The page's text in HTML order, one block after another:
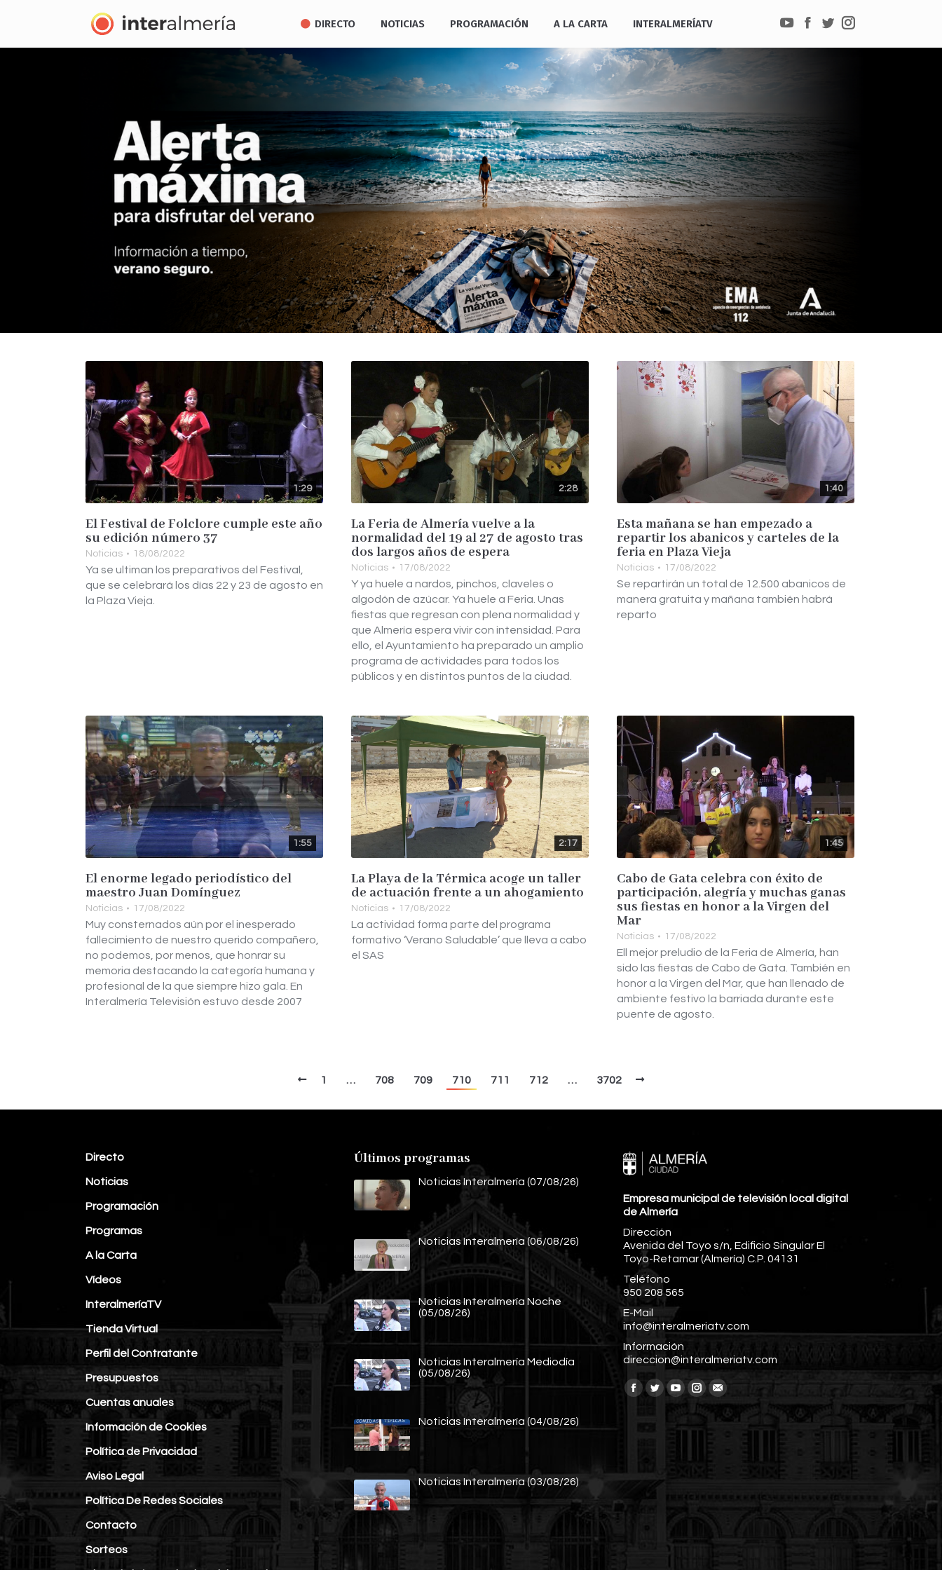
DIRECTO NOTICIAS PROGRAMACIÓN A LA CARTA INTERALMERÍATV
YouTube
Facebook
TwitterInstagram
1:29
El Festival de Folclore cumple este año
su edición número 37
Noticias 18/08/2022
Ya se ultiman los preparativos del Festival,
que se celebrará los días 22 y 23 de agosto en
la Plaza Vieja.
2:28
La Feria de Almería vuelve a la
normalidad del 19 al 27 de agosto tras
dos largos años de espera
Noticias 17/08/2022
Y ya huele a nardos, pinchos, claveles o
algodón de azúcar. Ya huele a Feria. Unas
fiestas que regresan con plena normalidad y
que Almería espera vivir con intensidad. Para
ello, el Ayuntamiento ha preparado un amplio
programa de actividades para todos los
públicos y en distintos puntos de la ciudad.
1:40
Esta mañana se han empezado a
repartir los abanicos y carteles de la
feria en Plaza Vieja
Noticias 17/08/2022
Se repartirán un total de 12.500 abanicos de
manera gratuita y mañana también habrá
reparto
1:55
El enorme legado periodístico del
maestro Juan Domínguez
Noticias 17/08/2022
Muy consternados aún por el inesperado
fallecimiento de nuestro querido compañero,
no podemos, por menos, que honrar su
memoria destacando la categoría humana y
profesional de la que siempre hizo gala. En
Interalmería Televisión estuvo desde 2007
2:17
La Playa de la Térmica acoge un taller
de actuación frente a un ahogamiento
Noticias 17/08/2022
La actividad forma parte del programa
formativo ‘Verano Saludable’ que lleva a cabo
el SAS
1:45
Cabo de Gata celebra con éxito de
participación, alegría y muchas ganas
sus fiestas en honor a la Virgen del
Mar
Noticias 17/08/2022
Ell mejor preludio de la Feria de Almería, han
sido las fiestas de Cabo de Gata. También en
honor a la Virgen del Mar, que han llenado de
ambiente festivo la barriada durante este
puente de agosto.
1 … 708 709 710 711 712 … 3702
Directo
Noticias
Programación
Programas
A la Carta
Vídeos
InteralmeríaTV
Tienda Virtual
Perfil del Contratante
Presupuestos
Cuentas anuales
Información de Cookies
Política de Privacidad
Aviso Legal
Política De Redes Sociales
Contacto
Sorteos
Últimos programas
Noticias Interalmería (07/08/26)
Noticias Interalmería (06/08/26)
Noticias Interalmería Noche
(05/08/26)
Noticias Interalmería Mediodía
(05/08/26)
Noticias Interalmería (04/08/26)
Noticias Interalmería (03/08/26)
Empresa municipal de televisión local digital
de Almería
Dirección
Avenida del Toyo s/n, Edificio Singular El
Toyo-Retamar (Almería) C.P. 04131
Teléfono
950 208 565
E-Mail
info@interalmeriatv.com
Información
direccion@interalmeriatv.com
Encuéntranos en:
Facebook
TwitterYouTube
Instagram
Mail